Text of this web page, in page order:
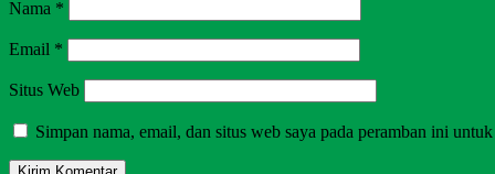
Nama *
Email *
Situs Web
Simpan nama, email, dan situs web saya pada peramban ini